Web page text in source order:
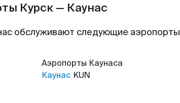
Курск — Каунас
обслуживают следующие аэропорты
Аэропорты Каунаса
Каунас KUN